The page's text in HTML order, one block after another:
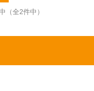
（全2件中）